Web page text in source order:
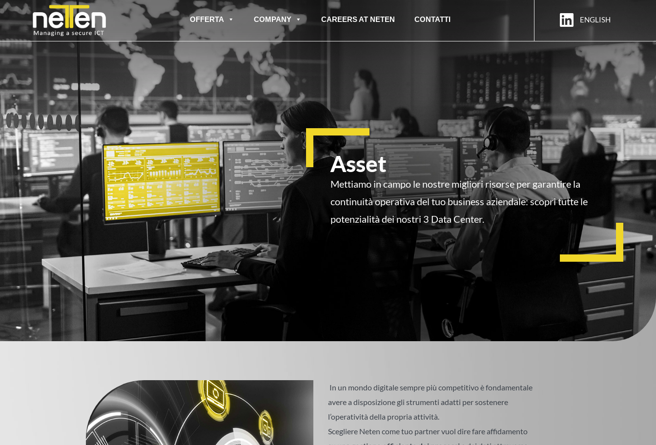
OFFERTA COMPANY CAREERS AT NETEN CONTATTI ENGLISH
Asset
Mettiamo in campo lenostre migliori risorse per garantire la
continuità operativa del tuo business aziendale: scopri tutte le
potenzialità dei nostri 3 Data Center.
In un mondo digitale sempre più competitivo è fondamentale
avere a disposizione gli strumenti adatti per sostenere
l’operatività della propria attività.
Scegliere Neten come tuo partner vuol dire fare affidamento